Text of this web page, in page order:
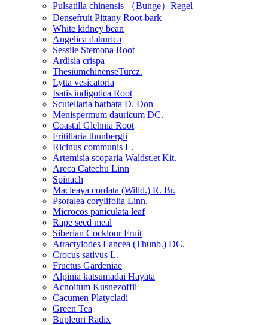
Pulsatilla chinensis （Bunge）Regel
Densefruit Pittany Root-bark
White kidney bean
Angelica dahurica
Sessile Stemona Root
Ardisia crispa
ThesiumchinenseTurcz.
Lytta vesicatoria
Isatis indigotica Root
Scutellaria barbata D. Don
Menispermum dauricum DC.
Coastal Glehnia Root
Fritillaria thunbergii
Ricinus communis L.
Artemisia scoparia Waldst.et Kit.
Areca Catechu Linn
Spinach
Macleaya cordata (Willd.) R. Br.
Psoralea corylifolia Linn.
Microcos paniculata leaf
Rape seed meal
Siberian Cocklour Fruit
Atractylodes Lancea (Thunb.) DC.
Crocus sativus L.
Fructus Gardeniae
Alpinia katsumadai Hayata
Acnoitum Kusnezoffii
Cacumen Platycladi
Green Tea
Bupleuri Radix